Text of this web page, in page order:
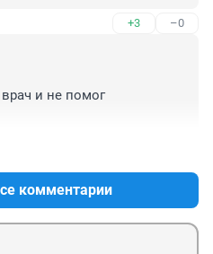
это нормально.
заходили постоянно.
+3 –0
и не помог
комментарии